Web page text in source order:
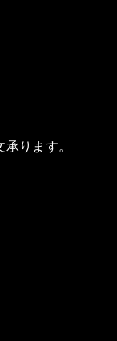
ります。